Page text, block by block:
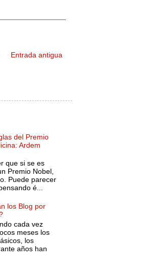
Entrada antigua
del Premio
Ardem
que si se es
Premio Nobel,
Puede parecer
é...
los Blog por
cada vez
meses los
los
años han